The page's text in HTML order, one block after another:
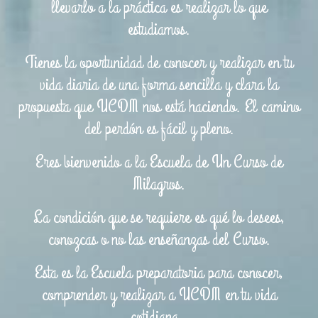
llevarlo a la práctica es realizar lo que
estudiamos.
Tienes la oportunidad de conocer y realizar en tu
vida diaria de una forma sencilla y clara la
propuesta que UCDM nos está haciendo. El camino
del perdón es fácil y pleno.
Eres bienvenido a la Escuela de Un Curso de
Milagros.
La condición que se requiere es qué lo desees,
conozcas o no las enseñanzas del Curso.
Esta es la Escuela preparatoria para conocer,
comprender y realizar a UCDM en tu vida